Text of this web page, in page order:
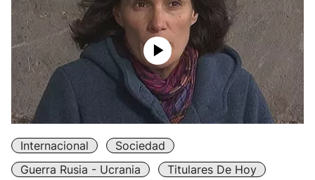
Internacional
Sociedad
Guerra Rusia - Ucrania
Titulares De Hoy